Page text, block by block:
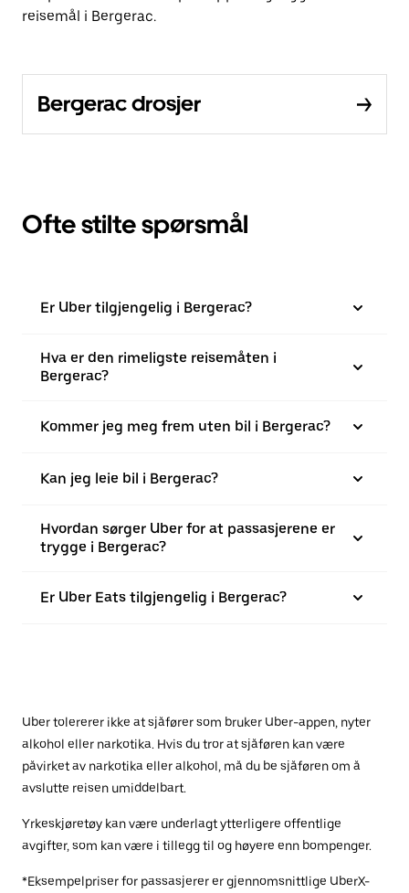
reisemål i Bergerac.
Bergerac drosjer
Ofte stilte spørsmål
Er Uber tilgjengelig i Bergerac?
Hva er den rimeligste reisemåten i
Bergerac?
Kommer jeg meg frem uten bil i Bergerac?
Kan jeg leie bil i Bergerac?
Hvordan sørger Uber for at passasjerene er
trygge i Bergerac?
Er Uber Eats tilgjengelig i Bergerac?
Uber tolererer ikke at sjåfører som bruker Uber-appen, nyter
alkohol eller narkotika. Hvis du tror at sjåføren kan være
påvirket av narkotika eller alkohol, må du be sjåføren om å
avslutte reisen umiddelbart.
Yrkeskjøretøy kan være underlagt ytterligere offentlige
avgifter, som kan være i tillegg til og høyere enn bompenger.
*Eksempelpriser for passasjerer er gjennomsnittlige UberX-